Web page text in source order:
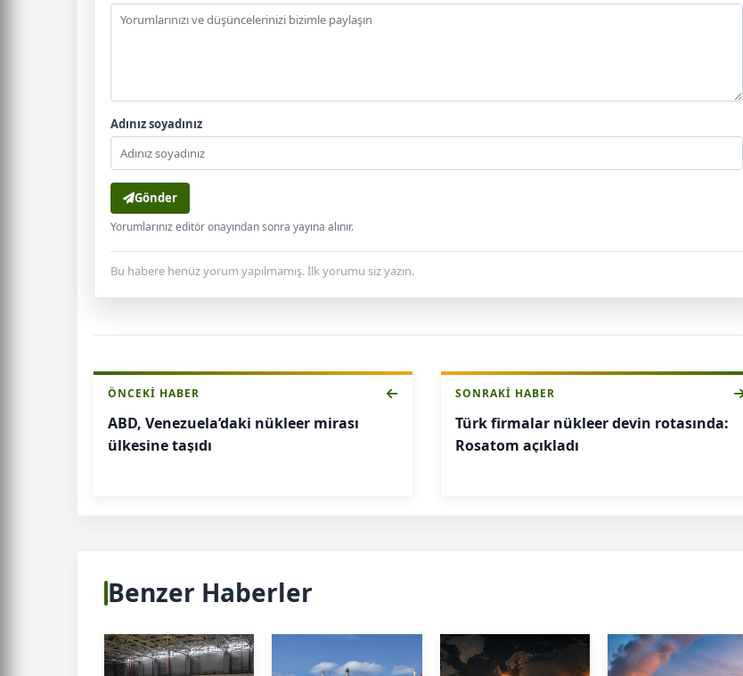
Adınız soyadınız
Gönder
Yorumlarınız editör onayından sonra yayına alınır.
Bu habere henüz yorum yapılmamış. İlk yorumu siz yazın.
ÖNCEKI HABER
ABD, Venezuela’daki nükleer mirası
ülkesine taşıdı
SONRAKI HABER
Türk firmalar nükleer devin rotasında:
Rosatom açıkladı
Benzer Haberler